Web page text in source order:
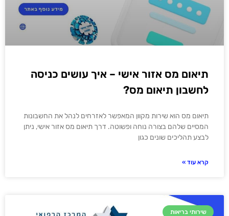
תיאום מס אזור אישי – איך עושים כניסה
לחשבון תיאום מס?
תיאום מס הוא שירות מקוון המאפשר לאזרחים לנהל את החשבונות
המסיים שלהם בצורה נוחה ופשוטה. דרך תיאום מס אזור אישי, ניתן
לבצע תהליכים שונים כגון
קרא עוד »
שירותי בריאות